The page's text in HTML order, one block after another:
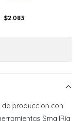
$2.083
de produccion con
SmallRig